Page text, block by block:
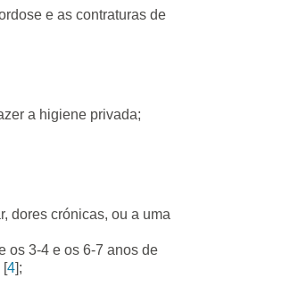
e as contraturas de
a higiene privada;
dores crónicas, ou a uma
os 3-4 e os 6-7 anos de
[4];